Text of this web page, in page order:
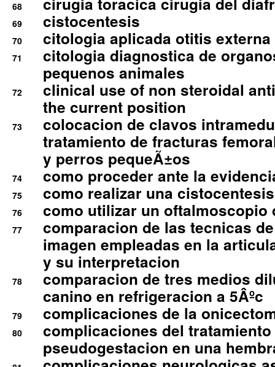
68
69 cistocentesis
70 citologia aplicada otitis externa
71
citologia diagnostica de
pequenos animales
72
clinical use of non steroidal
the current position
73
colocacion de clavos
tratamiento de fracturas
y perros pequeÃ±os
74 como proceder ante la
75 como realizar una
76 como utilizar un oftalmoscopio
77
comparacion de las tecnicas
imagen empleadas en la
y su interpretacion
78
comparacion de tres medios
canino en refrigeracion a 5Âºc
79 complicaciones de la
80
complicaciones del
pseudogestacion en una